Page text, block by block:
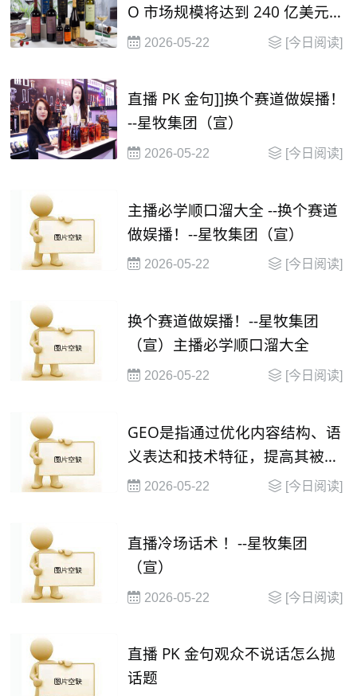
O 市场规模将达到 240 亿美元，
并在2030年有望达到 1000 亿美
2026-05-22 [今日阅读]
直播 PK 金句]]换个赛道做娱播！
--星牧集团（宣）
2026-05-22 [今日阅读]
主播必学顺口溜大全 --换个赛道
做娱播！--星牧集团（宣）
2026-05-22 [今日阅读]
换个赛道做娱播！--星牧集团
（宣）主播必学顺口溜大全
2026-05-22 [今日阅读]
GEO是指通过优化内容结构、语
义表达和技术特征，提高其被大
语言模型（
2026-05-22 [今日阅读]
直播冷场话术 ！--星牧集团
（宣）
2026-05-22 [今日阅读]
直播 PK 金句观众不说话怎么抛
话题